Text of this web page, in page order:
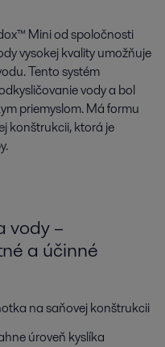
Mini od spoločnosti
vysokej kvality umožňuje
Tento systém
vody a bol
priemyslom. Má formu
konštrukcii, ktorá je
vody –
a účinné
na saňovej konštrukcii
úroveň kyslíka